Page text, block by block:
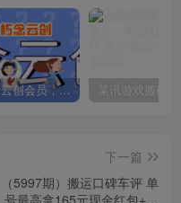
加入朽念云创会员，全站资源免费学习。
下一篇
（5997期）搬运口碑车评 单
号最高拿165元现金红包+新